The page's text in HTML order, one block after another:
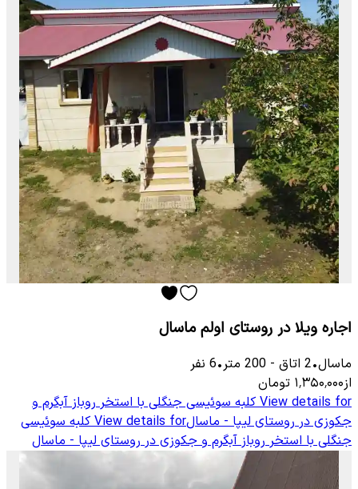
اجاره ویلا در روستای اولم ماسال
ماسال•
2 اتاق -
200 متر•
6 نفر
از۱٬۳۵۰٬۰۰۰ تومان
View details for کلبه سوئیسی جنگلی با استخر روباز آبگرم و
جکوزی در روستای لیپا - ماسالView details for کلبه سوئیسی
جنگلی با استخر روباز آبگرم و جکوزی در روستای لیپا - ماسال